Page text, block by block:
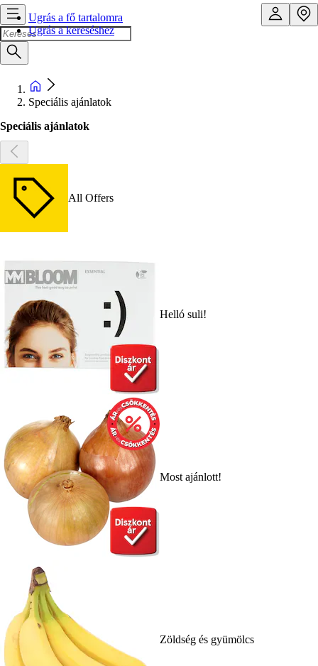
Ugrás a fő tartalomra
Ugrás a kereséshez
Speciális ajánlatok
Speciális ajánlatok
All Offers
Helló suli!
Most ajánlott!
Zöldség és gyümölcs